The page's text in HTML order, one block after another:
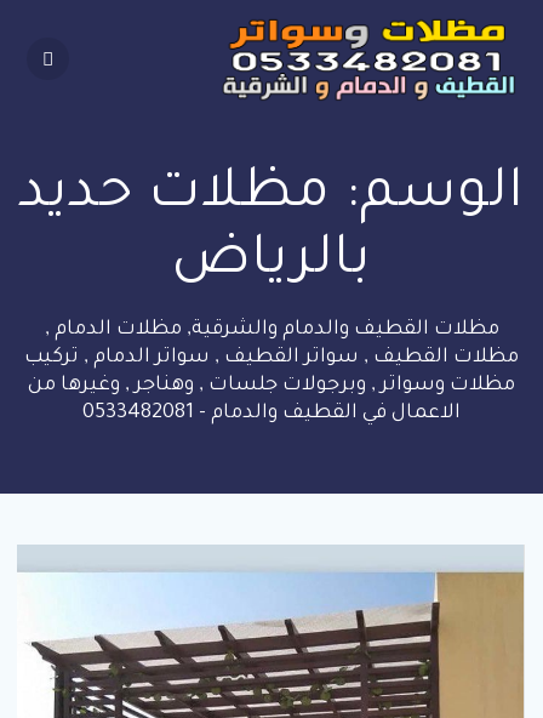
to
content
الوسم: مظلات حديد
بالرياض
مظلات القطيف والدمام والشرقية, مظلات الدمام ,
مظلات القطيف , سواتر القطيف , سواتر الدمام , تركيب
مظلات وسواتر , وبرجولات جلسات , وهناجر , وغيرها من
الاعمال في القطيف والدمام - 0533482081